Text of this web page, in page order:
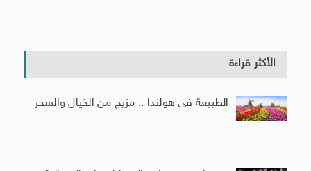
الأكثر قراءة
الطبيعة فى هولندا .. مزيج من الخيال والسحر